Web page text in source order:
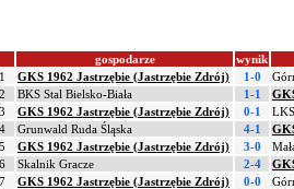
gospodarze
wynik
GKS 1962 Jastrzębie (Jastrzębie Zdrój) 1-0
BKS Stal Bielsko-Biała 1-1
GKS 1962 Jastrzębie (Jastrzębie Zdrój) 0-1
Grunwald Ruda Śląska 4-1
GKS 1962 Jastrzębie (Jastrzębie Zdrój) 3-0
Skalnik Gracze 2-4
GKS 1962 Jastrzębie (Jastrzębie Zdrój) 0-0